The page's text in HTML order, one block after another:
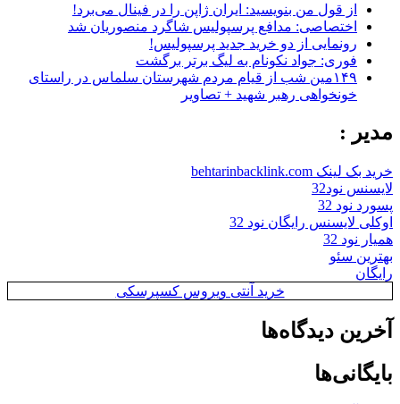
از قول من بنویسید: ایران ژاپن را در فینال می‌برد!
اختصاصی: مدافع پرسپولیس شاگرد منصوریان شد
رونمایی از دو خرید جدید پرسپولیس!
فوری: جواد نکونام به لیگ برتر برگشت
۱۴۹مین شب از قیام مردم شهرستان سلماس در راستای
خونخواهی رهبر شهید + تصاویر
مدیر :
خرید بک لینک behtarinbacklink.com
لایسنس نود32
پسورد نود 32
اوکلی لایسنس رایگان نود 32
همیار نود 32
بهترین سئو
رایگان
خرید آنتی ویروس کسپرسکی
آخرین دیدگاه‌ها
بایگانی‌ها